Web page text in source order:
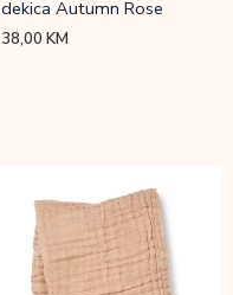
dekica Autumn Rose
38,00KM